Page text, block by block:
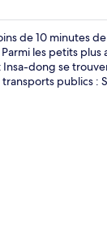
de 10 minutes
les petits plus
dong se
publics :